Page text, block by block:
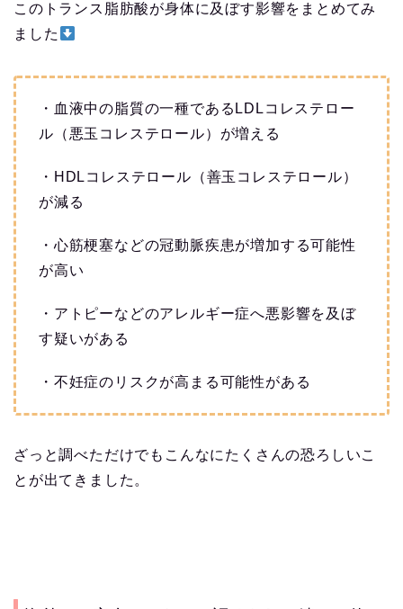
このトランス脂肪酸が身体に及ぼす影響をまとめてみ
ました
・血液中の脂質の一種であるLDLコレステロー
ル（悪玉コレステロール）が増える
・HDLコレステロール（善玉コレステロール）
が減る
・心筋梗塞などの冠動脈疾患が増加する可能性
が高い
・アトピーなどのアレルギー症へ悪影響を及ぼ
す疑いがある
・不妊症のリスクが高まる可能性がある
ざっと調べただけでもこんなにたくさんの恐ろしいこ
とが出てきました。